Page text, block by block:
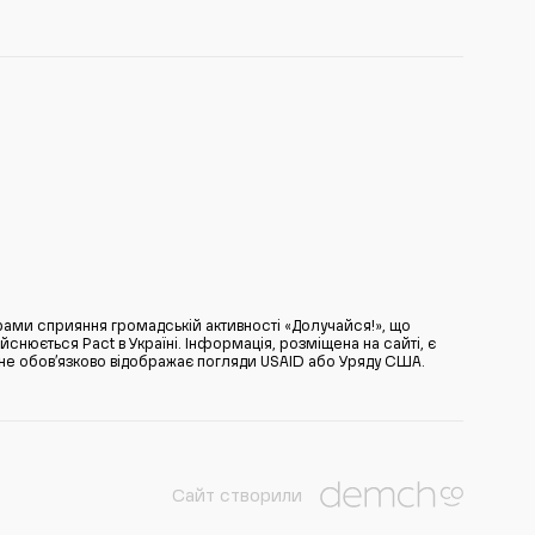
сприяння громадській активності «Долучайся!», що
Pact в Україні. Інформація, розміщена на сайті, є
обов’язково відображає погляди USAID або Уряду США.
Сайт створили